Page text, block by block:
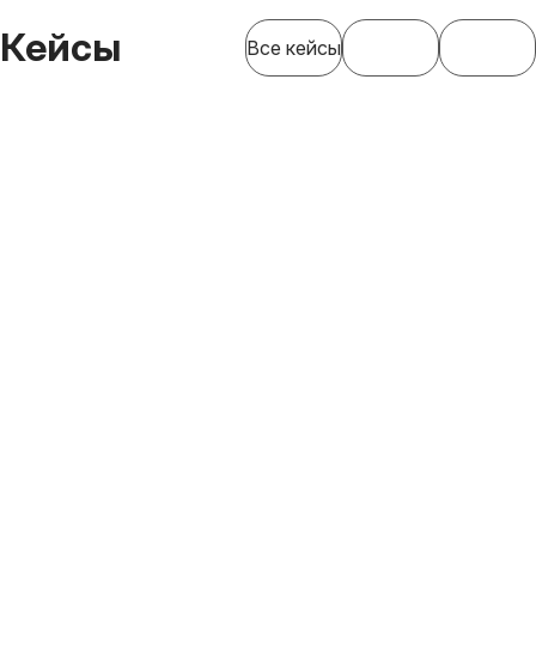
Кейсы Все кейсы